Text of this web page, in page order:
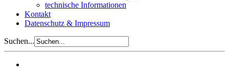
technische Informationen
Kontakt
Datenschutz & Impressum
Suchen...